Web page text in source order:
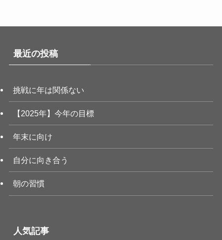
最近の投稿
挑戦に年は関係ない
【2025年】今年の目標
年末に向け
自分に向き合う
朝の習慣
人気記事